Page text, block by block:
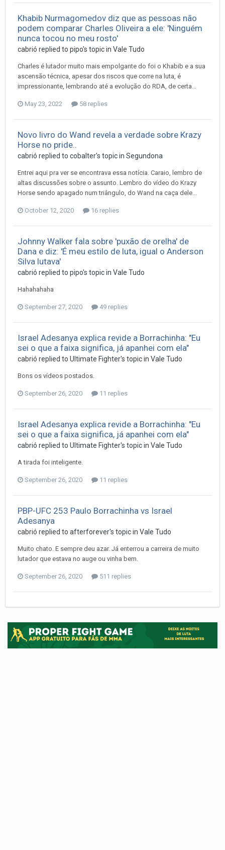
Khabib Nurmagomedov diz que as pessoas não
podem comparar Charles Oliveira a ele: 'Ninguém
nunca tocou no meu rosto'
cabrió replied to pipo's topic in Vale Tudo
Charles é lutador muito mais empolgante do foi o Khabib e a sua
ascensão técnica, apesar dos riscos que corre na luta, é
impressionante, lembrando até a evolução do RDA, de certa...
May 23, 2022 58 replies
Novo livro do Wand revela a verdade sobre Krazy
Horse no pride..
cabrió replied to cobalter's topic in Segundona
Entrei aqui pra ver se encontrava essa notícia. Caraio, lembro de
altas discussões sobre o assunto. Lembro do vídeo do Krazy
Horse sendo apagado num triângulo, do Wand na caça dele...
October 12, 2020 16 replies
Johnny Walker fala sobre 'puxão de orelha' de
Dana e diz: 'É meu estilo de luta, igual o Anderson
Silva lutava'
cabrió replied to pipo's topic in Vale Tudo
Hahahahaha
September 27, 2020 49 replies
Israel Adesanya explica revide a Borrachinha: "Eu
sei o que a faixa significa, já apanhei com ela"
cabrió replied to Ultimate Fighter's topic in Vale Tudo
Bons os vídeos postados.
September 26, 2020 11 replies
Israel Adesanya explica revide a Borrachinha: "Eu
sei o que a faixa significa, já apanhei com ela"
cabrió replied to Ultimate Fighter's topic in Vale Tudo
A tirada foi inteligente.
September 26, 2020 11 replies
PBP-UFC 253 Paulo Borrachinha vs Israel
Adesanya
cabrió replied to afterforever's topic in Vale Tudo
Muito chato. E sempre deu azar. Já enterrou a carreira de muito
lutador que estava no auge ou vinha bem.
September 26, 2020 511 replies